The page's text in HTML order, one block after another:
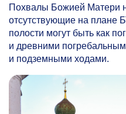
Похвалы Божией Матери
отсутствующие на
полости могут быть как
и древними
и подземными ходами.